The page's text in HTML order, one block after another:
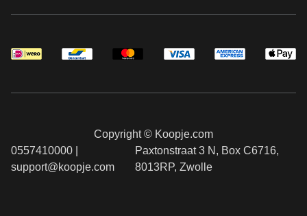
Copyright © Koopje.com
0557410000 |
support@koopje.com
Paxtonstraat 3 N, Box C6716,
8013RP, Zwolle